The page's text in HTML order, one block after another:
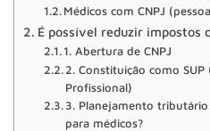
Médicos com CNPJ
É possível reduzir impostos
1. Abertura de CNPJ
2. Constituição como SUP
Profissional)
3. Planejamento
para médicos?